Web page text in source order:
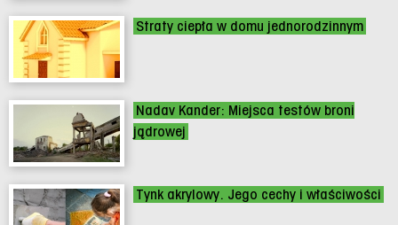
Straty ciepła w domu jednorodzinnym
Nadav Kander: Miejsca testów broni
jądrowej
Tynk akrylowy. Jego cechy i właściwości